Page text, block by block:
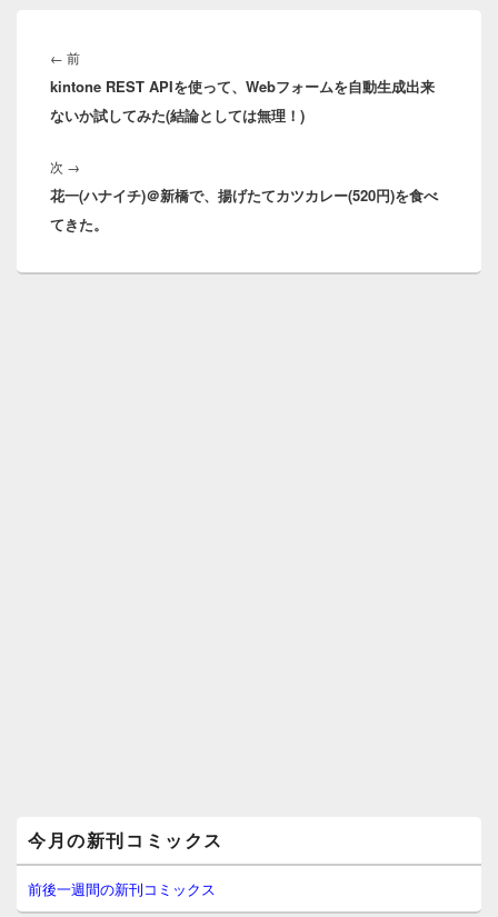
稿
ナ
ビ
ゲ
シ
ョ
ン
← 前前
の
投
kintone REST APIを使って、Webフォームを自動生成出来
ないか試してみた(結論としては無理！)
次 →
の
投
花一(ハナイチ)＠新橋で、揚げたてカツカレー(520円)を食べ
てきた。
イ
ン
サ
イ
今月の新刊コミックス
前後一週間の新刊コミックス